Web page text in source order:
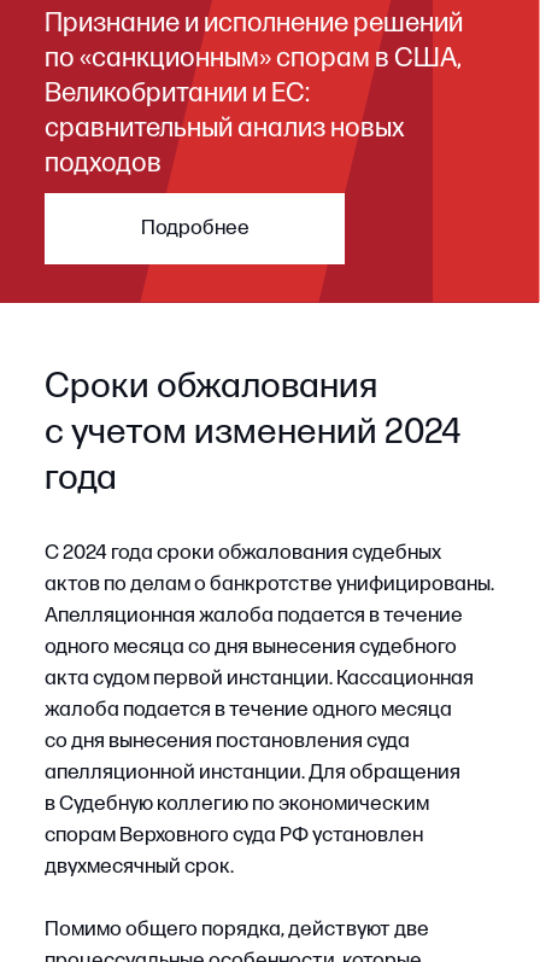
мотивированный текст, нужно направить в суд
соответствующее ходатайство в течение пяти
календарных дней с даты публикации.
Обращения, поданные до появления
резолютивной части или позже пятидневного
срока, суд не рассматривает. Если же
участник подал апелляционную жалобу в срок,
суд все равно подготовит мотивированное
определение — даже без отдельного
ходатайства.
Пример
В деле о банкротстве компании «А»
арбитражный суд рассмотрел обособленный
спор о включении требования кредитора
резолютивную часть определения. Один
из кредиторов (компания «Б») хочет понять
мотивы решения, чтобы оценить перспективы
обжалования решения арбитражного суда
по банкротству.
Кредитор подает заявление об изготовлении
мотивированного текста решения на третий
день после публикации резолютивной части.
Суд изготавливает мотивированное
определение, после изучения которого
кредитор подает апелляционную жалобу
в общий месячный срок.
календарный день, суд оставил бы его без
рассмотрения. Мотивированный текст в таком